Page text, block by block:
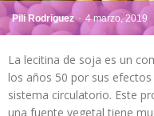
Pili Rodriguez - 4 marzo, 2019
La lecitina de soja es un
los años 50 por sus
sistema circulatorio. Este
una fuente vegetal tiene